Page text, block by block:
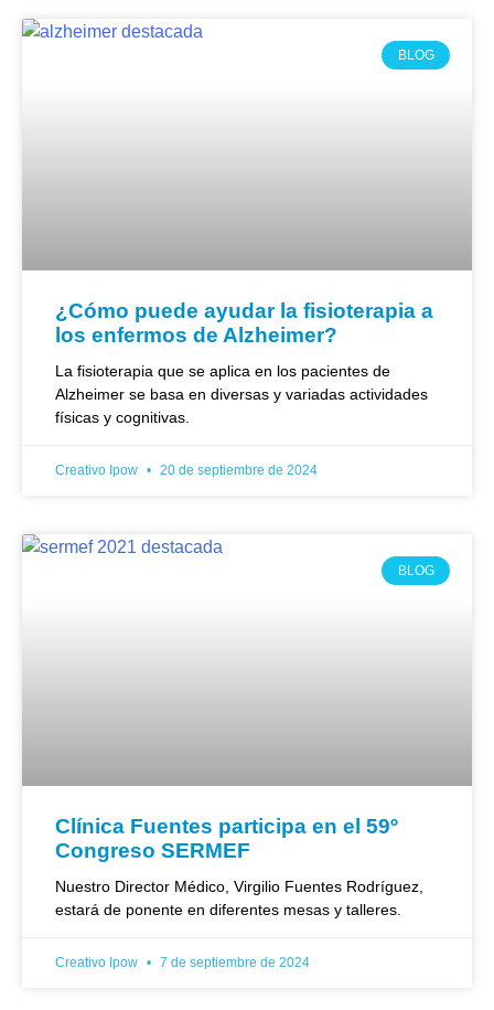
BLOG
¿Cómo puede ayudar la fisioterapia a
los enfermos de Alzheimer?
La fisioterapia que se aplica en los pacientes de
Alzheimer se basa en diversas y variadas actividades
físicas y cognitivas.
Creativo Ipow 20 de septiembre de 2024
BLOG
Clínica Fuentes participa en el 59º
Congreso SERMEF
Nuestro Director Médico, Virgilio Fuentes Rodríguez,
estará de ponente en diferentes mesas y talleres.
Creativo Ipow 7 de septiembre de 2024